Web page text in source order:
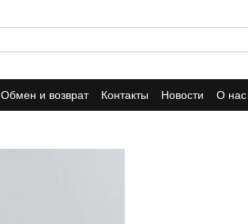
Обмен и возврат Контакты Новости О нас